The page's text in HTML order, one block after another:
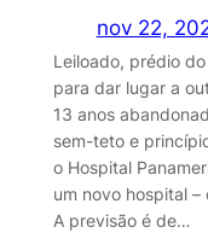
nov 22,
Leiloado, prédio
para dar lugar a
13 anos
sem-teto e
o Hospital
um novo hospital
A previsão é de…